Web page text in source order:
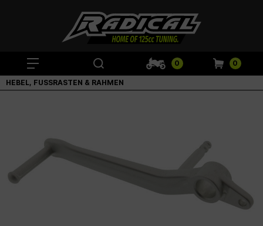
0 0
HEBEL, FUSSRASTEN & RAHMEN